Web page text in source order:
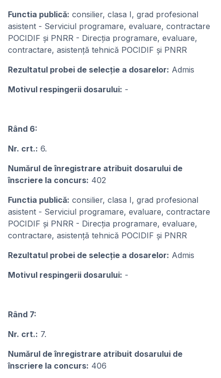
Functia publică: consilier, clasa I, grad profesional
asistent - Serviciul programare, evaluare, contractare
POCIDIF și PNRR - Direcția programare, evaluare,
contractare, asistență tehnică POCIDIF și PNRR
Rezultatul probei de selecție a dosarelor: Admis
Motivul respingerii dosarului: -
Rând 6:
Nr. crt.: 6.
Numărul de înregistrare atribuit dosarului de
înscriere la concurs: 402
Functia publică: consilier, clasa I, grad profesional
asistent - Serviciul programare, evaluare, contractare
POCIDIF și PNRR - Direcția programare, evaluare,
contractare, asistență tehnică POCIDIF și PNRR
Rezultatul probei de selecție a dosarelor: Admis
Motivul respingerii dosarului: -
Rând 7:
Nr. crt.: 7.
Numărul de înregistrare atribuit dosarului de
înscriere la concurs: 406